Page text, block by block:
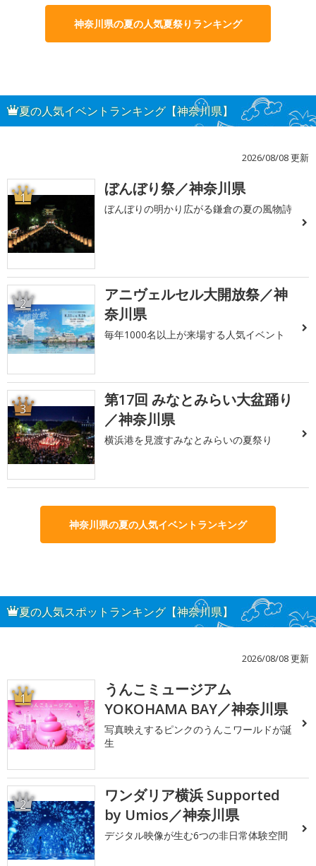
神奈川県の夏の人気夏祭りランキング
夏の人気イベントランキング【神奈川県】
2026/08/08 更新
1 ぼんぼり祭／神奈川県
ぼんぼりの明かり広がる鎌倉の夏の風物詩
2
アニヴェルセル大開放祭／神
奈川県
毎年1000名以上が来場する人気イベント
3
第17回 みなとみらい大盆踊り
／神奈川県
横浜港を見渡すみなとみらいの夏祭り
神奈川県の夏の人気イベントランキング
夏の人気スポットランキング【神奈川県】
2026/08/08 更新
1
うんこミュージアム
YOKOHAMA BAY／神奈川県
写真映えするピンクのうんこワールドが誕
生
2
ワンダリア横浜 Supported
by Umios／神奈川県
デジタル映像が生む6つの非日常体験空間